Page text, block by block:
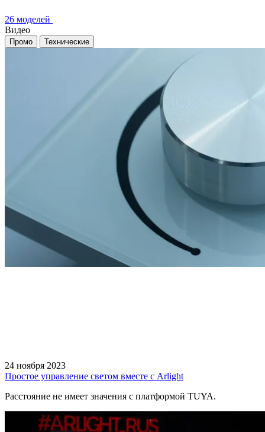
26 моделей
Видео
Промо Технические
24 ноября 2023
Простое управление светом вместе с Arlight
Расстояние не имеет значения с платформой TUYA.